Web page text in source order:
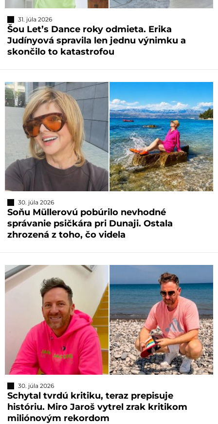
31. júla 2026
Šou Let’s Dance roky odmieta. Erika
Judínyová spravila len jednu výnimku a
skončilo to katastrofou
30. júla 2026
Soňu Müllerovú pobúrilo nevhodné
správanie psičkára pri Dunaji. Ostala
zhrozená z toho, čo videla
30. júla 2026
Schytal tvrdú kritiku, teraz prepisuje
históriu. Miro Jaroš vytrel zrak kritikom
miliónovým rekordom